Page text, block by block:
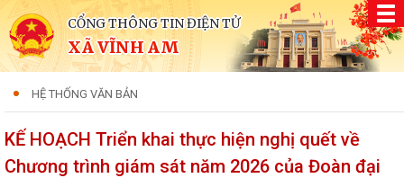
CỔNG THÔNG TIN ĐIỆN TỬ
XÃ VĨNH AM
HỆ THỐNG VĂN BẢN
KẾ HOẠCH Triển khai thực hiện nghị quết về
Chương trình giám sát năm 2026 của Đoàn đại